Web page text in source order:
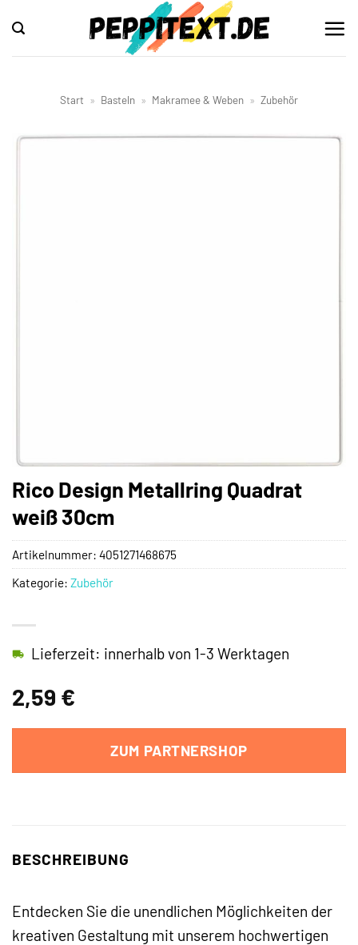
Inhalt
springen
Start » Basteln » Makramee & Weben » Zubehör
Rico Design Metallring Quadrat
weiß 30cm
2,59 €
Lieferzeit: innerhalb von 1-3 Werktagen
ZUM PARTNERSHOP
Artikelnummer: 4051271468675
Kategorie: Zubehör
BESCHREIBUNG
Entdecken Sie die unendlichen Möglichkeiten der
kreativen Gestaltung mit unserem hochwertigen